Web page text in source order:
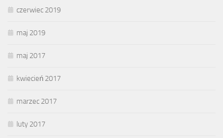
czerwiec 2019
maj 2019
maj 2017
kwiecień 2017
marzec 2017
luty 2017